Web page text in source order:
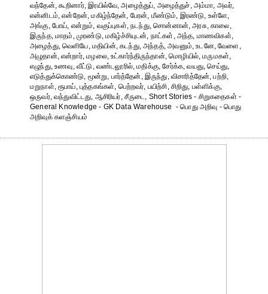
வந்தேன், கூறினார், இரயில்வே, அழைத்துப், அழைத்துச், அம்மா, அவர்,
என்னிடம், என்றேன், மகிழ்ந்தேன், பேரன், மீண்டும், இரண்டு, உள்ளே,
அங்கு, போய், என்றும், வகுப்புகள், நடந்து, சொன்னான், அரசு, காலை,
இருந்த, மாதம், முரண்டு, மகிழ்ச்சியுடன், நாட்கள், அந்த, மாணவிகள்,
அழைத்து, வெளியே, மதியின், கடந்து, அந்தத், அவனும், உடனே, வேளை,
அழுதான், என்றார், மழலை, உட்கார்ந்திருந்தான், மொழியில், மருமகள்,
எழுந்து, உணவு, வீட்டு, வண்டலூரில், மதிக்கு, சேர்க்க, வயது, செய்து,
எடுத்துக்கொண்டு, மூன்று, பார்த்தேன், இருந்து, விசாரித்தேன், பற்றி,
மறுநாள், ரூபாய், புத்தகங்கள், பெற்றவர், பயிற்சி, சிறிது, பள்ளிக்கு,
ஒருவர், வந்துவிட்டது, ஆசிரியர், சீருடை, Short Stories - சிறுகதைகள் -
General Knowledge - GK Data Warehouse - பொது அறிவு - பொது
அறிவுக் களஞ்சியம்